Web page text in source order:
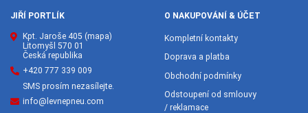
JIŘÍ PORTLÍK
Kpt. Jaroše 405 (mapa)
Litomyšl 570 01
Česká republika
+420 777 339 009
SMS prosím nezasílejte.
info@levnepneu.com
O NAKUPOVÁNÍ & ÚČET
Kompletní kontakty
Doprava a platba
Obchodní podmínky
Odstoupení od smlouvy
/ reklamace